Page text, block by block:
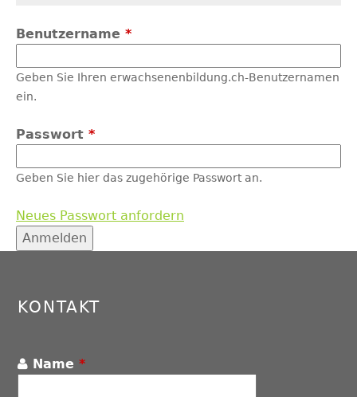
Benutzername *
Geben Sie Ihren erwachsenenbildung.ch-Benutzernamen
ein.
Passwort *
Geben Sie hier das zugehörige Passwort an.
Neues Passwort anfordern
Back
to
KONTAKT
Name*